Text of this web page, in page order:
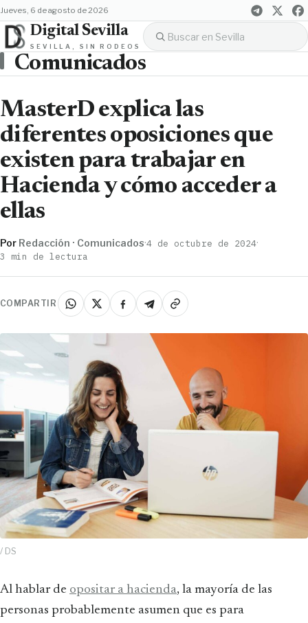
jueves, 6 de agosto de 2026
Digital Sevilla
SEVILLA, SIN RODEOS
Comunicados
MasterD explica las
diferentes oposiciones que
existen para trabajar en
Hacienda y cómo acceder a
ellas
Por Redacción · Comunicados·4 de octubre de 2024·
3 min de lectura
COMPARTIR
/ DS
Al hablar de opositar a hacienda, la mayoría de las
personas probablemente asumen que es para